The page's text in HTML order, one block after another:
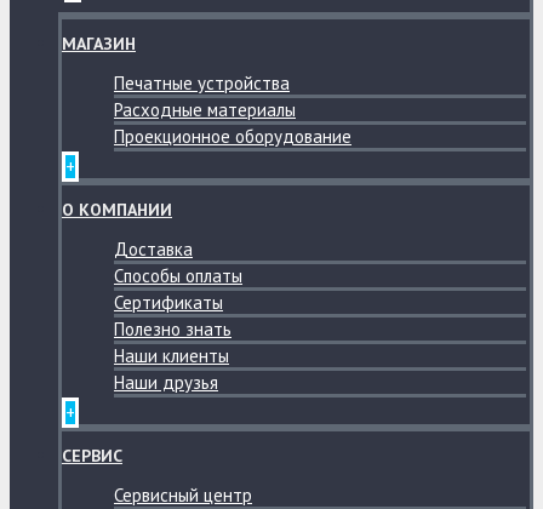
МАГАЗИН
Печатные устройства
Расходные материалы
Проекционное оборудование
+
О КОМПАНИИ
Доставка
Способы оплаты
Сертификаты
Полезно знать
Наши клиенты
Наши друзья
+
СЕРВИС
Сервисный центр